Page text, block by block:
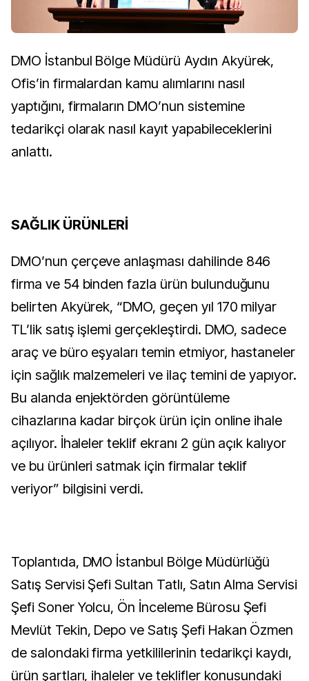
DMO İstanbul Bölge Müdürü Aydın Akyürek,
Ofis’in firmalardan kamu alımlarını nasıl
yaptığını, firmaların DMO’nun sistemine
tedarikçi olarak nasıl kayıt yapabileceklerini
anlattı.
SAĞLIK ÜRÜNLERİ
DMO’nun çerçeve anlaşması dahilinde 846
firma ve 54 binden fazla ürün bulunduğunu
belirten Akyürek, “DMO, geçen yıl 170 milyar
TL’lik satış işlemi gerçekleştirdi. DMO, sadece
araç ve büro eşyaları temin etmiyor, hastaneler
için sağlık malzemeleri ve ilaç temini de yapıyor.
Bu alanda enjektörden görüntüleme
cihazlarına kadar birçok ürün için online ihale
açılıyor. İhaleler teklif ekranı 2 gün açık kalıyor
ve bu ürünleri satmak için firmalar teklif
veriyor” bilgisini verdi.
Toplantıda, DMO İstanbul Bölge Müdürlüğü
Satış Servisi Şefi Sultan Tatlı, Satın Alma Servisi
Şefi Soner Yolcu, Ön İnceleme Bürosu Şefi
Mevlüt Tekin, Depo ve Satış Şefi Hakan Özmen
de salondaki firma yetkililerinin tedarikçi kaydı,
ürün şartları, ihaleler ve teklifler konusundaki